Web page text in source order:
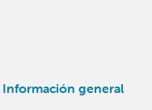
Información general